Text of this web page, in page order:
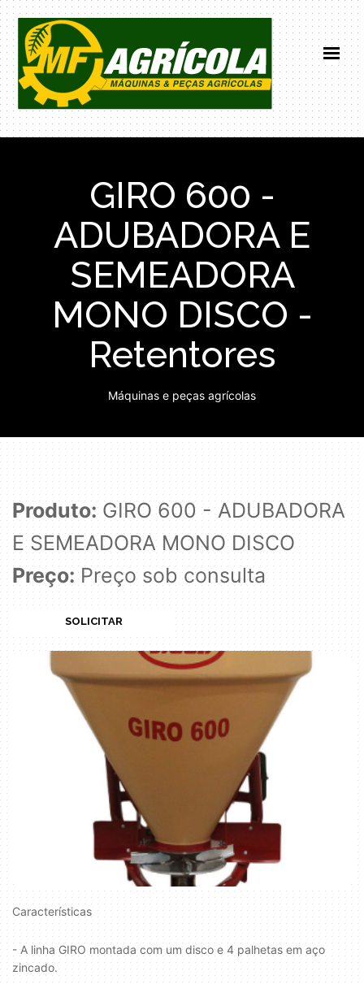
HOME
PRODUTOS
CONTATO
(66) 99671-0101
GIRO 600 -
ADUBADORA E
SEMEADORA
MONO DISCO -
Retentores
Máquinas e peças agrícolas
Produto:GIRO 600 - ADUBADORA
E SEMEADORA MONO DISCO
Preço:Preço sob consulta
SOLICITAR
Características
- A linha GIRO montada com um disco e 4 palhetas em aço
zincado.